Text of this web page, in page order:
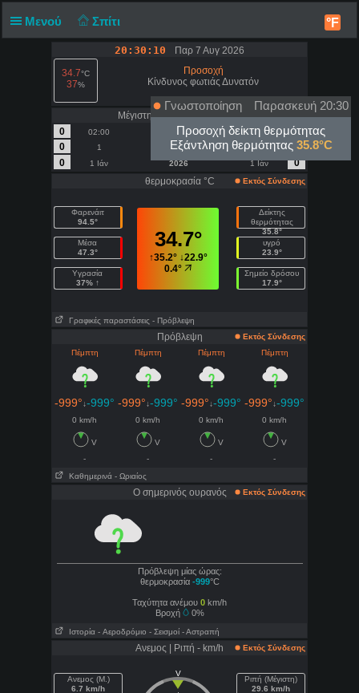
Μενού Σπίτι °F
20:30:10
Παρ 7 Αυγ 2026
34.7°C
37%
Προσοχή
Κίνδυνος φωτιάς Δυνατόν
Μέγιστη Ανεμος | Ριπή - km/h
0
02:00 σήμερα 02:00
0
0
1 Αύγουστος 1
0
0
1 Ιάν 2026 1 Ιάν
0
θερμοκρασία °C
Εκτός Σύνδεσης
Φαρενάιτ
94.5°
Μέσα
47.3°
Υγρασία
37% ↑
34.7°
↑35.2°↓22.9°
0.4°
Δείκτης
θερμότητας
35.8°
υγρό
23.9°
Σημείο δρόσου
17.9°
Γραφικές παραστάσεις - Πρόβλεψη
Πρόβλεψη
Εκτός Σύνδεσης
Πέμπτη
Πέμπτη Πέμπτη Πέμπτη
-999°↓-999° -999°↓-999° -999°↓-999° -999°↓-999°
0 km/h 0 km/h 0 km/h 0 km/h
V V V
V
-
- -
-
Καθημερινά - Ωριαίος
Ο σημερινός ουρανός Εκτός Σύνδεσης
Πρόβλεψη μίας ώρας:
θερμοκρασία -999°C
Ταχύτητα ανέμου 0 km/h
Βροχή
0%
Ιστορία - Aεροδρόμιο - Σεισμοί - Αστραπή
Ανεμος | Ριπή - km/h Εκτός Σύνδεσης
Ανεμος (Μ.)
6.7 km/h
V
Ριπή (Μέγιστη)
29.6 km/h
Γνωστοποίηση
Παρασκευή 20:30
Προσοχή δείκτη θερμότητας
Εξάντληση θερμότητας 35.8°C